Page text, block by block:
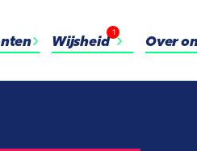
Wijsheid
1
Over